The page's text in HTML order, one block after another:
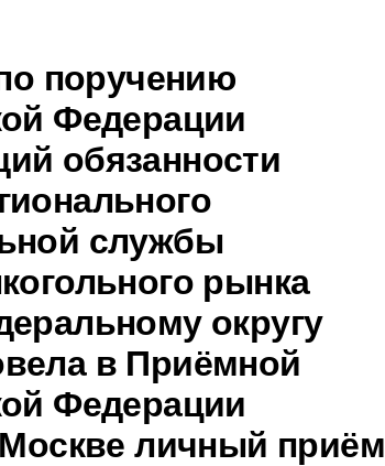
поручению
Федерации
обязанности
службы
рынка
округу
в Приёмной
Федерации
личный приём